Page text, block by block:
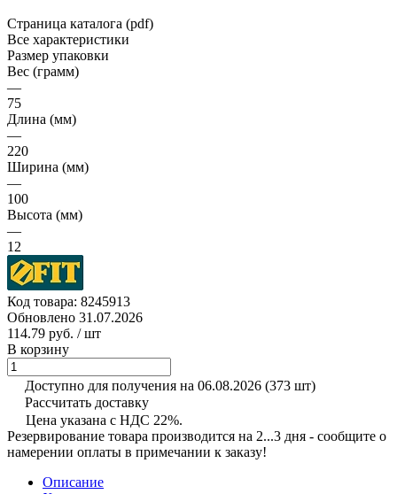
Страница каталога (pdf)
Все характеристики
Размер упаковки
Вес (грамм)
—
75
Длина (мм)
—
220
Ширина (мм)
—
100
Высота (мм)
—
12
Код товара: 8245913
Обновлено 31.07.2026
114.79 руб. / шт
В корзину
Доступно для получения на 06.08.2026 (373 шт)
Рассчитать доставку
Цена указана с НДС 22%.
Резервирование товара производится на 2...3 дня - сообщите о
намерении оплаты в примечании к заказу!
Описание